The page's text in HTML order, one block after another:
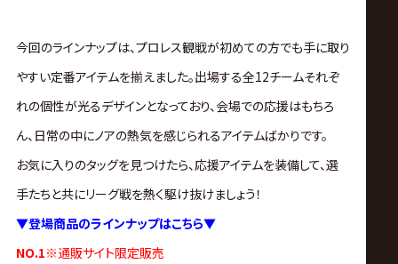
今回のラインナップは、プロレス観戦が初めての方でも手に取り
やすい定番アイテムを揃えました。出場する全12チームそれぞ
れの個性が光るデザインとなっており、会場での応援はもちろ
ん、日常の中にノアの熱気を感じられるアイテムばかりです。
お気に入りのタッグを見つけたら、応援アイテムを装備して、選
手たちと共にリーグ戦を熱く駆け抜けましょう！
▼登場商品のラインナップはこちら▼
NO.1※通販サイト限定販売